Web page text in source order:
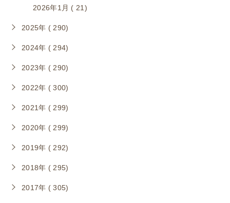
2026年1月 ( 21)
2025年 ( 290)
2024年 ( 294)
2023年 ( 290)
2022年 ( 300)
2021年 ( 299)
2020年 ( 299)
2019年 ( 292)
2018年 ( 295)
2017年 ( 305)